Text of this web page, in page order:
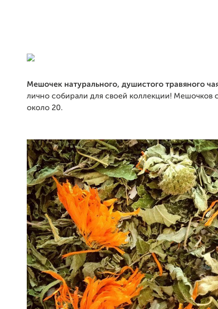
Мешочек натурального, душистого травяного
лично собирали для своей коллекции! Мешочков
около 20.